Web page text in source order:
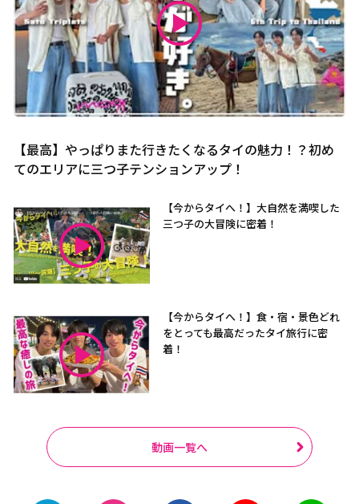
【最高】やっぱりまた行きたくなるタイの魅力！？初め
てのエリアに三つ子テンションアップ！
【今からタイへ！】大自然を満喫した
三つ子の大冒険に密着！
【今からタイへ！】食・宿・景色どれ
をとっても最高だったタイ旅行に密
着！
動画一覧へ